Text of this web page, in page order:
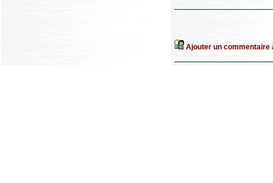
Ajouter un commentaire